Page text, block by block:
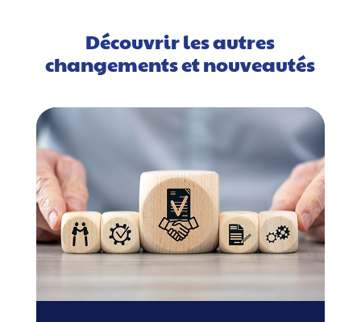
Découvrir les autres
changements et nouveautés